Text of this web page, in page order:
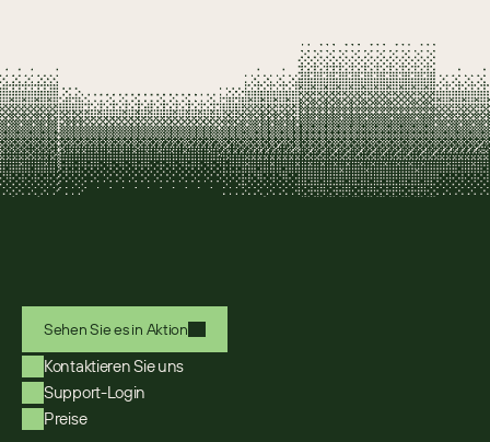
Sehen Sie es in Aktion
Kontaktieren Sie uns
Support-Login
Preise